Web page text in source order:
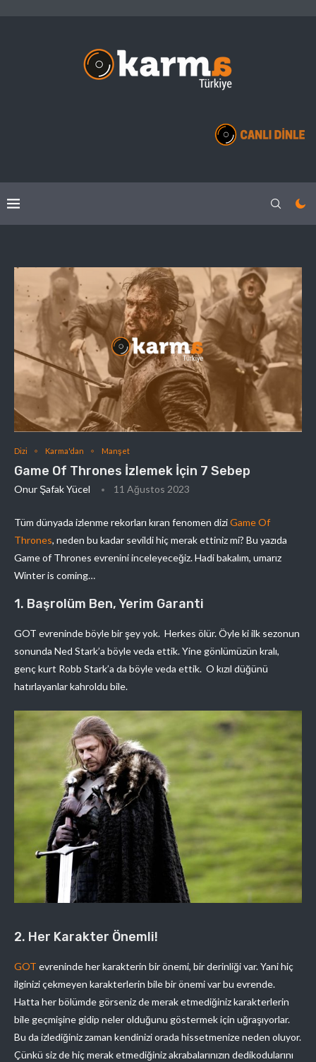
Dizi Karma'dan Manşet
Game Of Thrones İzlemek İçin 7 Sebep
Onur Şafak Yücel 11 Ağustos 2023
Tüm dünyada izlenme rekorları kıran fenomen diziGame Of
Thrones, neden bu kadar sevildi hiç merak ettiniz mi? Bu yazıda
Game of Thrones evrenini inceleyeceğiz. Hadi bakalım, umarız
Winter is coming…
1. Başrolüm Ben, Yerim Garanti
GOT evreninde böyle bir şey yok. Herkes ölür. Öyle ki ilk sezonun
sonunda Ned Stark’a böyle veda ettik. Yine gönlümüzün kralı,
genç kurt Robb Stark’a da böyle veda ettik. O kızıl düğünü
hatırlayanlar kahroldu bile.
2. Her Karakter Önemli!
GOT evreninde her karakterin bir önemi, bir derinliği var. Yani hiç
ilginizi çekmeyen karakterlerin bile bir önemi var bu evrende.
Hatta her bölümde görseniz de merak etmediğiniz karakterlerin
bile geçmişine gidip neler olduğunu göstermek için uğraşıyorlar.
Bu da izlediğiniz zaman kendinizi orada hissetmenize neden oluyor.
Çünkü siz de hiç merak etmediğiniz akrabalarınızın dedikodularını